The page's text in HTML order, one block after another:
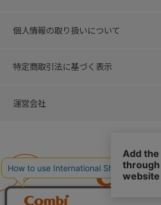
個人情報の取り扱いについて
特定商取引法に基づく表示
運営会社